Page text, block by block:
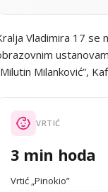
Vladimira 17 se
Milanković”,
VRTIĆ
3 min hoda
Vrtić „Pinokio”